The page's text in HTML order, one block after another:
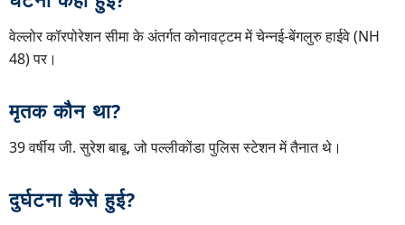
वेल्लोर कॉरपोरेशन सीमा के अंतर्गत कोनावट्टम में चेन्नई-बेंगलुरु हाईवे (NH
48) पर।
मृतक कौन था?
39 वर्षीय जी. सुरेश बाबू, जो पल्लीकोंडा पुलिस स्टेशन में तैनात थे।
दुर्घटना कैसे हुई?